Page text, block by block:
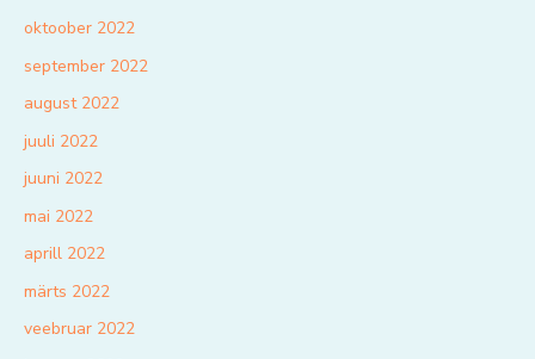
oktoober 2022
september 2022
august 2022
juuli 2022
juuni 2022
mai 2022
aprill 2022
märts 2022
veebruar 2022